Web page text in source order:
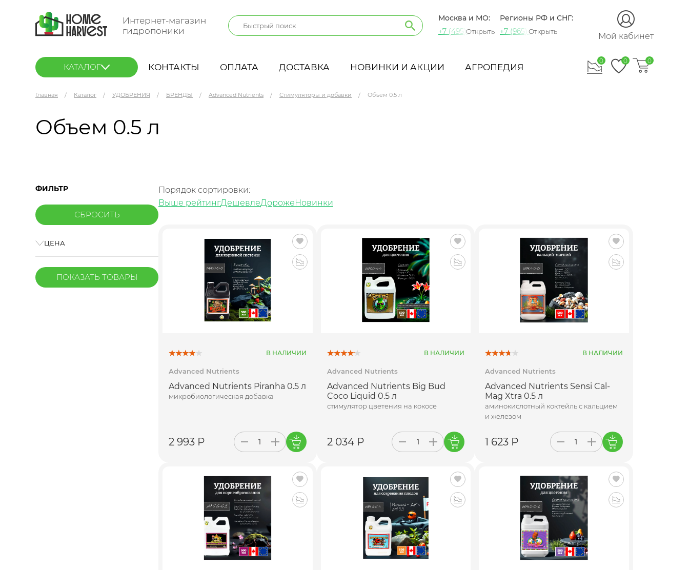
Интернет-магазин
гидропоники
Москва и МО:
+7 (495) 721-60-15
Открыть
Регионы РФ и СНГ:
+7 (965) 420-10-10
Открыть Мой кабинет
КАТАЛОГ КОНТАКТЫ ОПЛАТА ДОСТАВКА НОВИНКИ И АКЦИИ АГРОПЕДИЯ
0 0 0
Главная Каталог УДОБРЕНИЯ БРЕНДЫ Advanced Nutrients Стимуляторы и добавки Объем 0.5 л
Объем 0.5 л
ФИЛЬТР
ЦЕНА
ПОКАЗАТЬ ТОВАРЫ
Порядок сортировки:
Выше рейтингДешевлеДорожеНовинки
В НАЛИЧИИ
Advanced Nutrients
Advanced Nutrients Piranha 0.5 л
микробиологическая добавка
2 993 Р
В НАЛИЧИИ
Advanced Nutrients
Advanced Nutrients Big Bud
Coco Liquid 0.5 л
стимулятор цветения на кокосе
2 034 Р
В НАЛИЧИИ
Advanced Nutrients
Advanced Nutrients Sensi Cal-
Mag Xtra 0.5 л
аминокислотный коктейль с кальцием
и железом
1 623 Р